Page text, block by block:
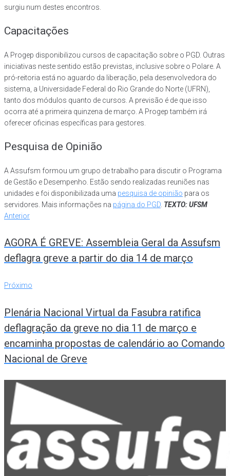
surgiu num destes encontros.
Capacitações
A Progep disponibilizou cursos de capacitação sobre o PGD. Outras
iniciativas neste sentido estão previstas, inclusive sobre o Polare. A
pró-reitoria está no aguardo da liberação, pela desenvolvedora do
sistema, a Universidade Federal do Rio Grande do Norte (UFRN),
tanto dos módulos quanto de cursos. A previsão é de que isso
ocorra até a primeira quinzena de março. A Progep também irá
oferecer oficinas específicas para gestores.
Pesquisa de Opinião
A Assufsm formou um grupo de trabalho para discutir o Programa
de Gestão e Desempenho. Estão sendo realizadas reuniões nas
unidades e foi disponibilizada uma pesquisa de opinião para os
servidores. Mais informações na página do PGD TEXTO: UFSM
Navegação
de
Post
Anterior
Anterior
AGORA É GREVE: Assembleia Geral da Assufsm
deflagra greve a partir do dia 14 de março
Próximo
Próximo
Plenária Nacional Virtual da Fasubra ratifica
deflagração da greve no dia 11 de março e
encaminha propostas de calendário ao Comando
Nacional de Greve